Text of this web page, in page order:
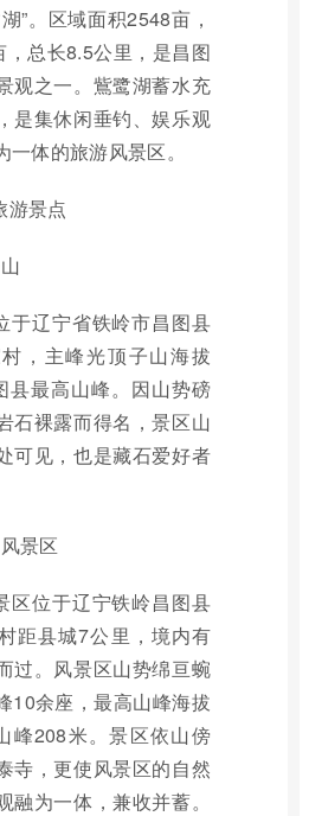
”。区域面积2548亩，
总长8.5公里，是昌图
观之一。鴜鹭湖蓄水充
是集休闲垂钓、娱乐观
体的旅游风景区。
游景点
于辽宁省铁岭市昌图县
，主峰光顶子山海拔
县最高山峰。因山势磅
石裸露而得名，景区山
可见，也是藏石爱好者
景区
区位于辽宁铁岭昌图县
距县城7公里，境内有
过。风景区山势绵亘蜿
10余座，最高山峰海拔
峰208米。景区依山傍
寺，更使风景区的自然
融为一体，兼收并蓄。